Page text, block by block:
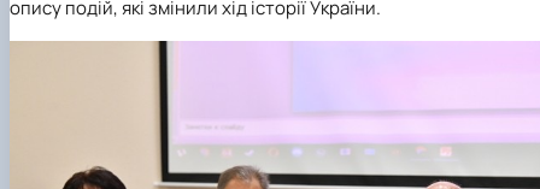
опису подій, які змінили хід історії України.